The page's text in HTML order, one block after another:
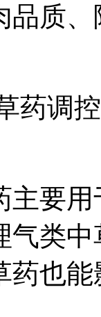
品质
药调
主要
气类
药也